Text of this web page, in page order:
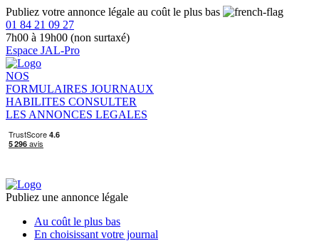
Publiez votre annonce légale au coût le plus bas
01 84 21 09 27
7h00 à 19h00 (non surtaxé)
Espace JAL-Pro
NOS
FORMULAIRES JOURNAUX
HABILITES CONSULTER
LES ANNONCES LEGALES
Publiez une annonce légale
Au coût le plus bas
En choisissant votre journal